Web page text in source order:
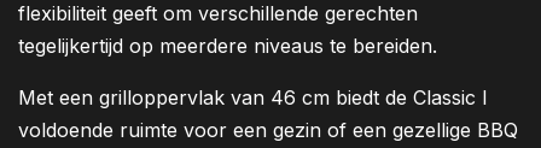
flexibiliteit geeft om verschillende gerechten
tegelijkertijd op meerdere niveaus te bereiden.
Met een grilloppervlak van 46 cm biedt de Classic I
voldoende ruimte voor een gezin of een gezellige BBQ